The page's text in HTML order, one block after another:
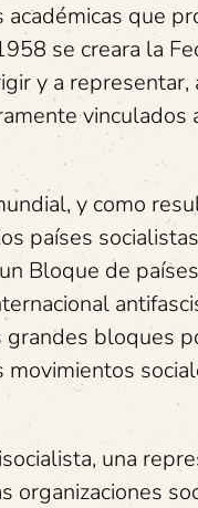
que
se creara la
y a
vinculados
y como
países
Bloque de
bloques
una
organizaciones